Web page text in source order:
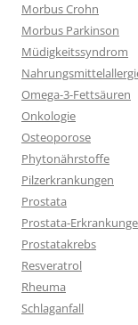
Morbus Crohn
Morbus Parkinson
Müdigkeitssyndrom
Omega-3-Fettsäuren
Onkologie
Osteoporose
Phytonährstoffe
Pilzerkrankungen
Prostata
Prostata-
Prostatakrebs
Resveratrol
Rheuma
Schlaganfall